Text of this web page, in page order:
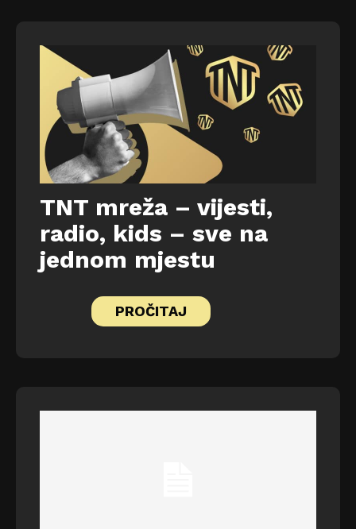
TNT mreža – vijesti,
radio, kids – sve na
jednom mjestu
PROČITAJ